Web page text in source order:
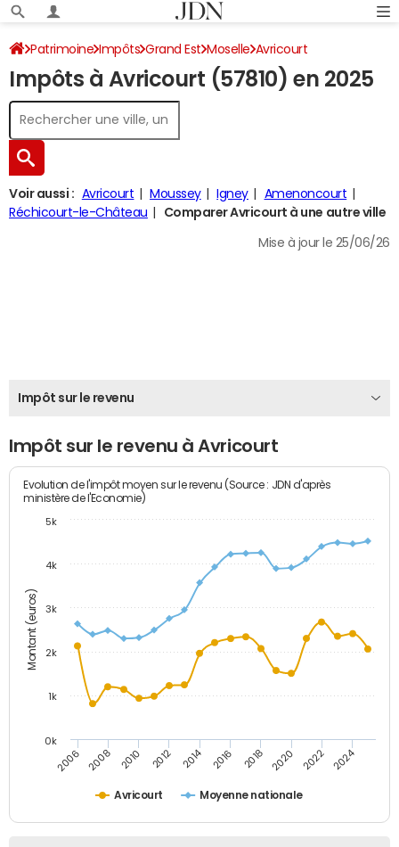
Patrimoine Impôts Grand Est Moselle Avricourt
Impôt sur le revenu
Impôts à Avricourt (57810) en 2025
Voir aussi : Avricourt Moussey Igney
Amenoncourt
Réchicourt-le-Château
Comparer Avricourt à une autre ville
Mise à jour le 25/06/26
Impôt sur le revenu
Impôt sur le revenu à Avricourt
Montant (euros)
Evolution de l'impôt moyen sur le revenu (Source : JDN d'après
ministère de l'Economie)
Avricourt Moyenne nationale
2006 2008 2010 2012 2014 2016 2018 2020 2022 2024
0k
1k
2k
3k
4k
5k